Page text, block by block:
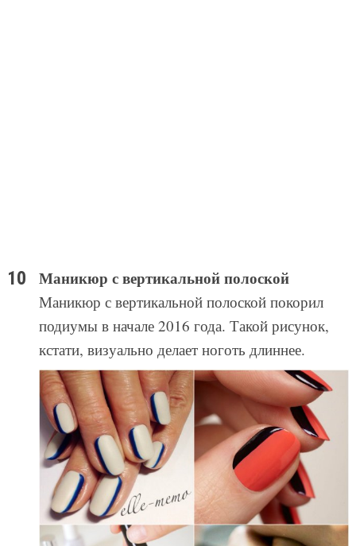
Маникюр с вертикальной полоской
Маникюр с вертикальной полоской покорил
подиумы в начале 2016 года. Такой рисунок,
кстати, визуально делает ноготь длиннее.